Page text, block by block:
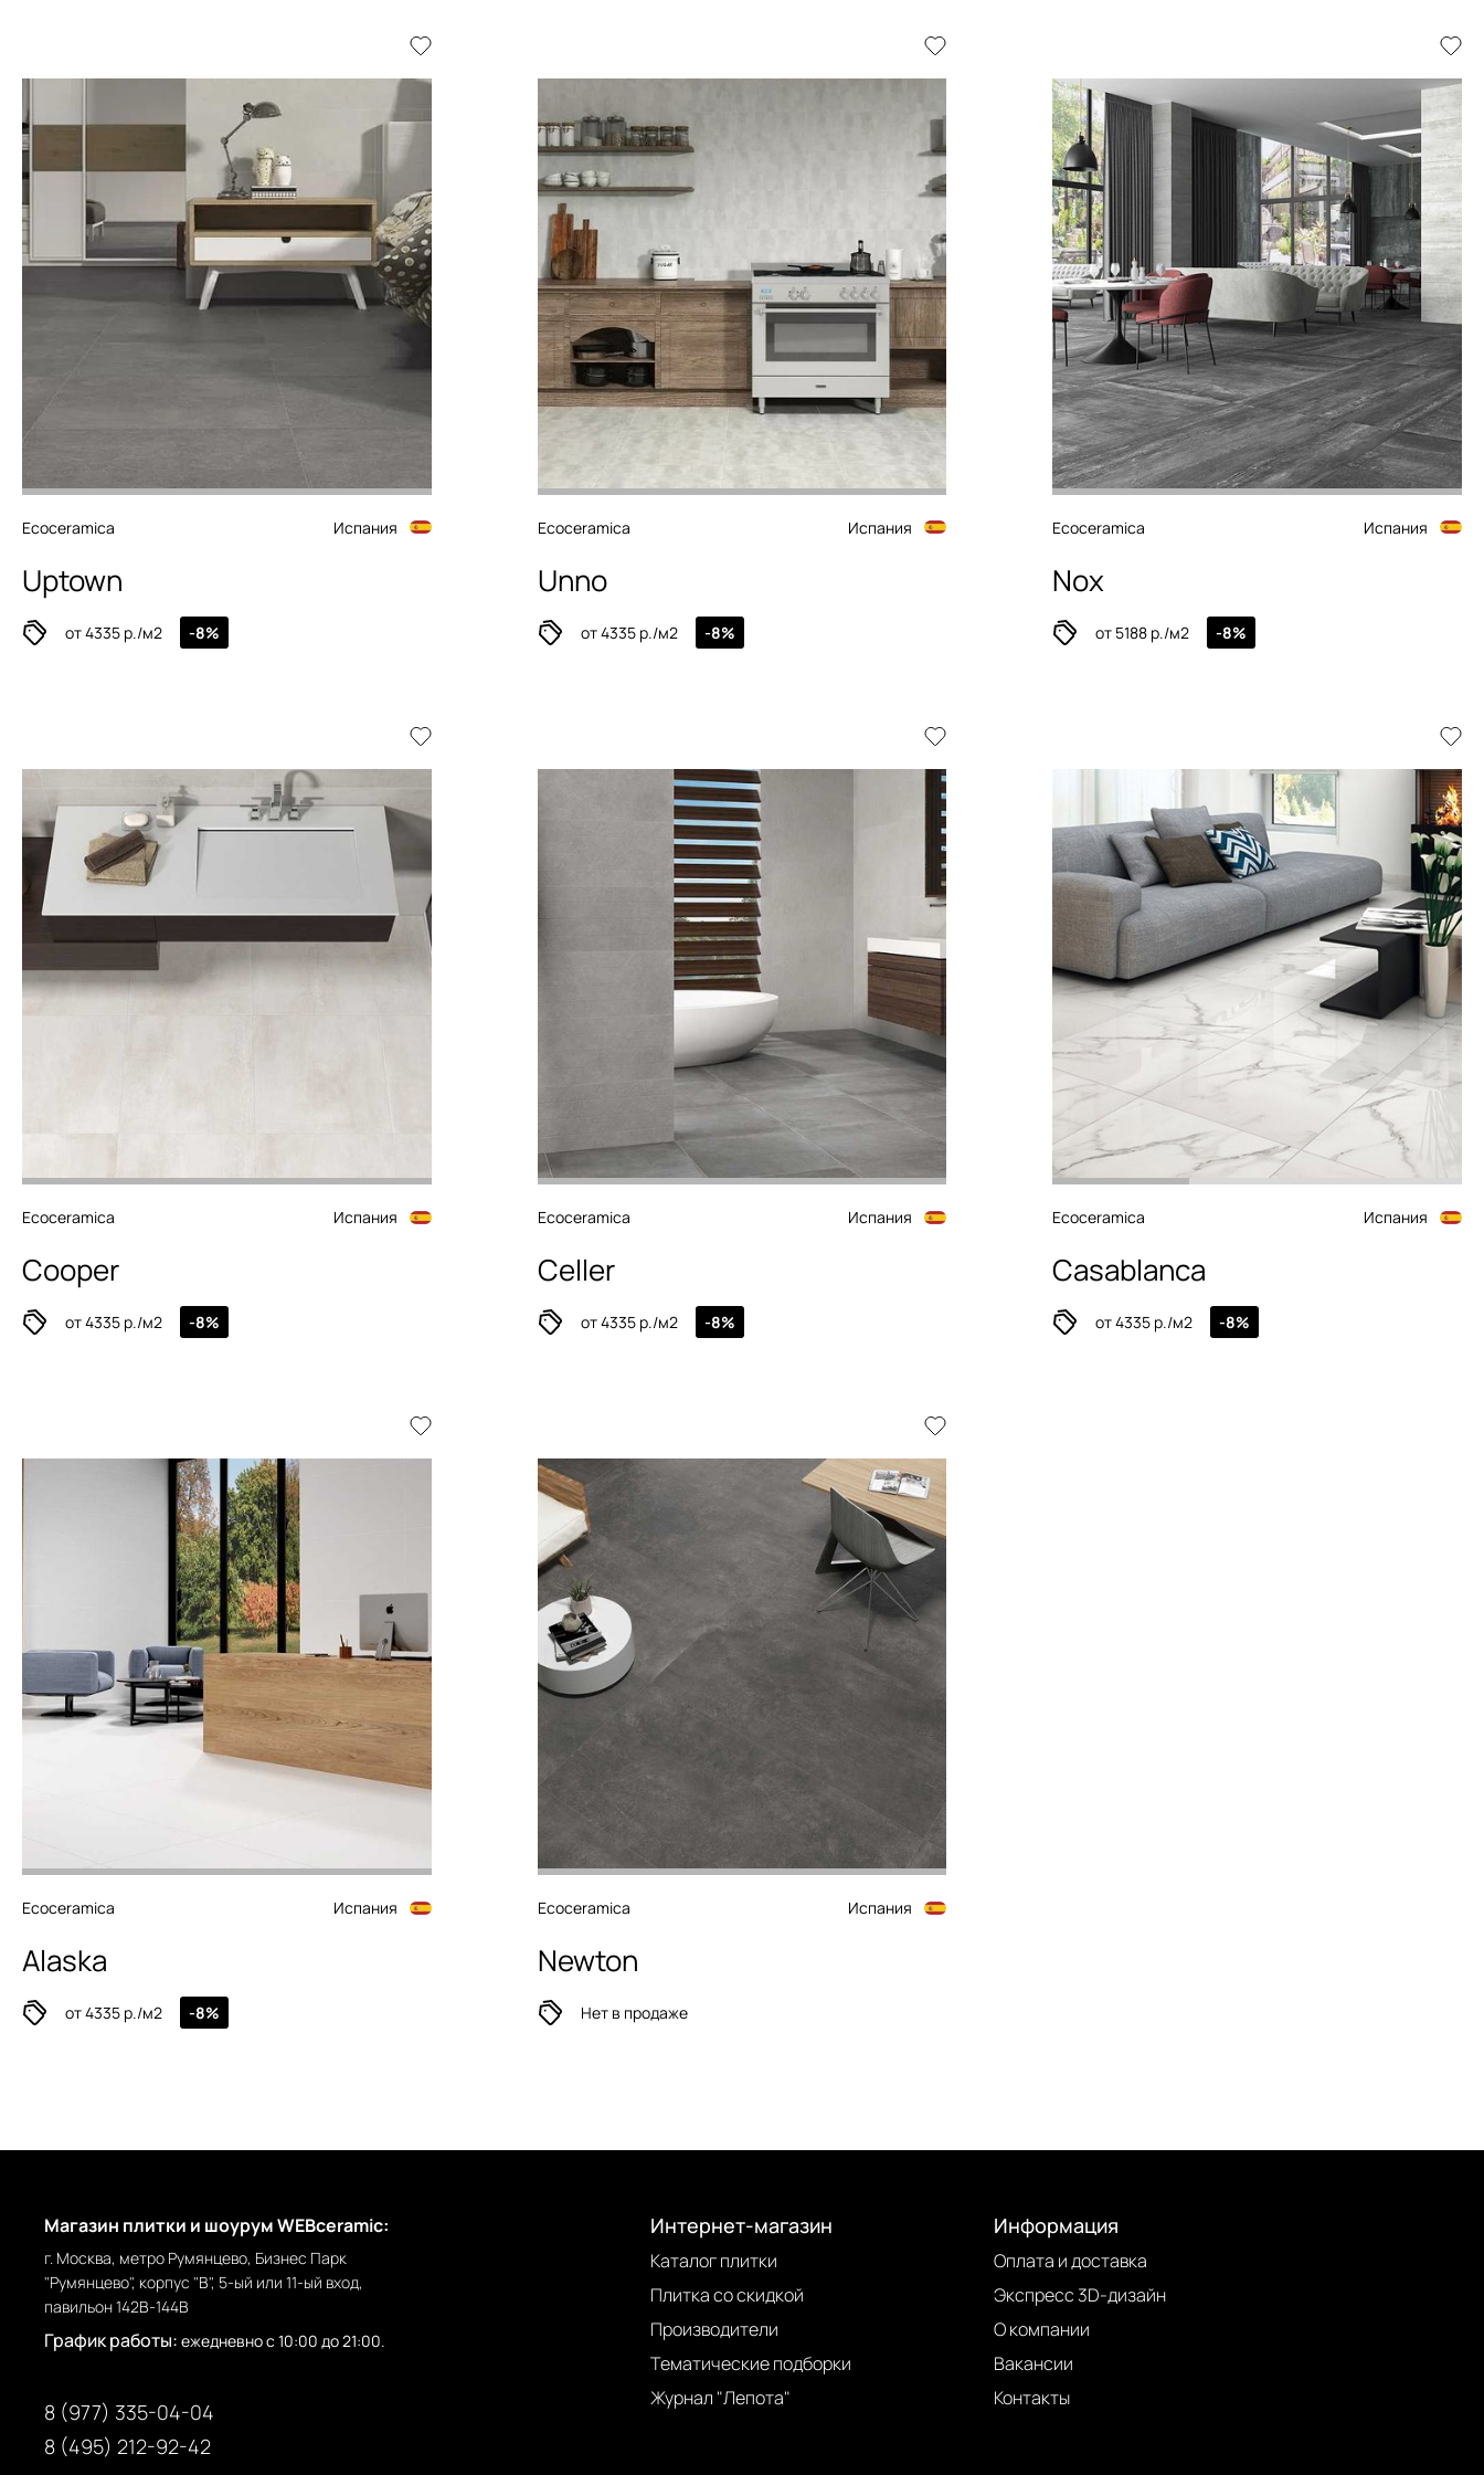
Ecoceramica Испания
Uptown
от 4335 р./м2 -8%
Ecoceramica Испания
Unno
от 4335 р./м2 -8%
Ecoceramica Испания
Nox
от 5188 р./м2 -8%
Ecoceramica Испания
Cooper
от 4335 р./м2 -8%
Ecoceramica Испания
Celler
от 4335 р./м2 -8%
Ecoceramica Испания
Casablanca
от 4335 р./м2 -8%
Ecoceramica Испания
Alaska
от 4335 р./м2 -8%
Ecoceramica Испания
Newton
Нет в продаже
Магазин плитки и шоурум WEBceramic:
г. Москва, метро Румянцево, Бизнес Парк
"Румянцево", корпус "В", 5-ый или 11-ый вход,
павильон 142В-144В
График работы: ежедневно с 10:00 до 21:00.
8 (977) 335-04-04
8 (495) 212-92-42
Интернет-магазин
Каталог плитки
Плитка со скидкой
Производители
Тематические подборки
Журнал "Лепота"
Информация
Оплата и доставка
Экспресс 3D-дизайн
О компании
Вакансии
Контакты